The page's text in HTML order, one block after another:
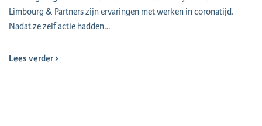
Limbourg & Partners zijn ervaringen met werken in coronatijd.
Nadat ze zelf actie hadden…
Lees verder